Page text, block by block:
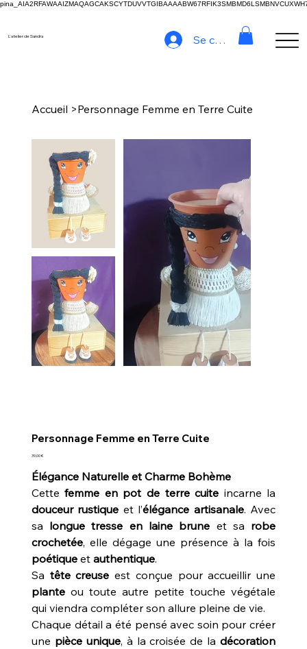
L'atelier de Sandra Se connecter
Accueil >Personnage Femme en Terre Cuite
Personnage Femme en Terre Cuite
Prix
39,00 €
Élégance Naturelle et Charme Bohème
Cettefemme en pot de terre cuite incarne la
douceur rustique et l’élégance artisanale. Avec
sa longue tresse en laine brune et sa robe
crochetée, elle dégage une présence à la fois
poétiqueet authentique.
Sa tête creuse est conçue pour accueillir une
planteou toute autre petite touche végétale
qui viendra compléter son allure pleine de vie.
Chaque détail a été pensé avec soin pour créer
une pièce unique, à la croisée de ladécoration